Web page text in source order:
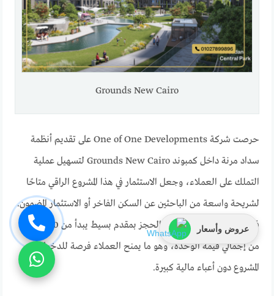
Grounds New Cairo
حرصت شركة One of One Developments على تقديم أنظمة
سداد مرنة داخل كمبوند Grounds New Cairo لتسهيل عملية
التملك على العملاء، وجعل الاستثمار في هذا المشروع الراقي متاحًا
لشريحة واسعة من الباحثين عن السكن الفاخر أو الاستثمار المضمون.
فقد أتاحت الشركة إمكانية الحجز بمقدم بسيط يبدأ من 10% فقط
من إجمالي قيمة الوحدة، وهو ما يمنح العملاء فرصة للدخول في
المشروع دون أعباء مالية كبيرة.
عروض وأسعار